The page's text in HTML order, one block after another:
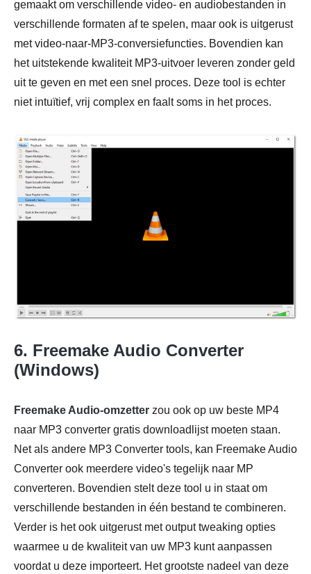
gemaakt om verschillende video- en audiobestanden in
verschillende formaten af te spelen, maar ook is uitgerust
met video-naar-MP3-conversiefuncties. Bovendien kan
het uitstekende kwaliteit MP3-uitvoer leveren zonder geld
uit te geven en met een snel proces. Deze tool is echter
niet intuïtief, vrij complex en faalt soms in het proces.
6. Freemake Audio Converter
(Windows)
Freemake Audio-omzetter zou ook op uw beste MP4
naar MP3 converter gratis downloadlijst moeten staan.
Net als andere MP3 Converter tools, kan Freemake Audio
Converter ook meerdere video's tegelijk naar MP
converteren. Bovendien stelt deze tool u in staat om
verschillende bestanden in één bestand te combineren.
Verder is het ook uitgerust met output tweaking opties
waarmee u de kwaliteit van uw MP3 kunt aanpassen
voordat u deze importeert. Het grootste nadeel van deze